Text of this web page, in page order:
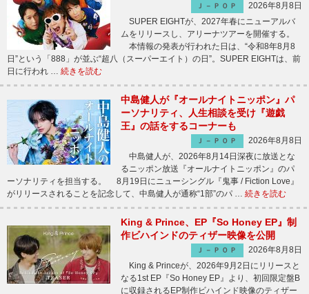
Ｊ－ＰＯＰ
2026年8月8日
SUPER EIGHTが、2027年春にニューアルバ
ムをリリースし、アリーナツアーを開催する。
本情報の発表が行われた日は、“令和8年8月8
日”という「888」が並ぶ“超八（スーパーエイト）の日”。SUPER EIGHTは、前
日に行われ … 続きを読む
中島健人が『オールナイトニッポン』パ
ーソナリティ、人生相談を受け『遊戯
王』の話をするコーナーも
Ｊ－ＰＯＰ
2026年8月8日
中島健人が、2026年8月14日深夜に放送とな
るニッポン放送『オールナイトニッポン』のパ
ーソナリティを担当する。 8月19日にニューシングル『鬼事 / Fiction Love』
がリリースされることを記念して、中島健人が通称“1部”のパ … 続きを読む
King & Prince、EP『So Honey EP』制
作ビハインドのティザー映像を公開
Ｊ－ＰＯＰ
2026年8月8日
King & Princeが、2026年9月2日にリリースと
なる1st EP『So Honey EP』より、初回限定盤B
に収録されるEP制作ビハインド映像のティザー